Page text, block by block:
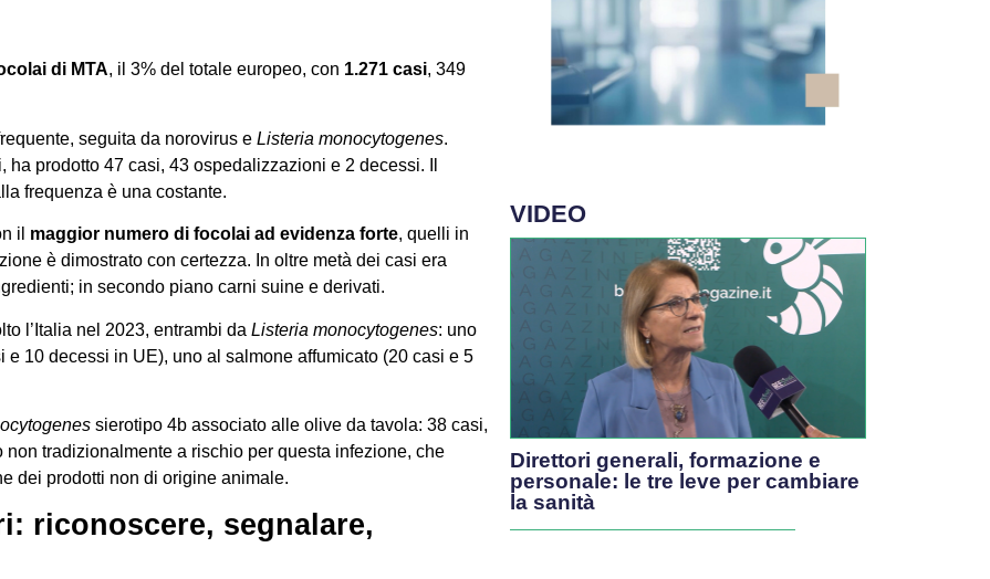
di MTA, il 3% del totale europeo, con 1.271 casi, 349
seguita da norovirus e Listeria monocytogenes.
prodotto 47 casi, 43 ospedalizzazioni e 2 decessi. Il
frequenza è una costante.
il maggior numero di focolai ad evidenza forte, quelli in
è dimostrato con certezza. In oltre metà dei casi era
in secondo piano carni suine e derivati.
l’Italia nel 2023, entrambi da Listeria monocytogenes: uno
e 10 decessi in UE), uno al salmone affumicato (20 casi e 5
sierotipo 4b associato alle olive da tavola: 38 casi,
tradizionalmente a rischio per questa infezione, che
dei prodotti non di origine animale.
riconoscere, segnalare,
VIDEO
Direttori generali, formazione e
personale: le tre leve per cambiare
la sanità